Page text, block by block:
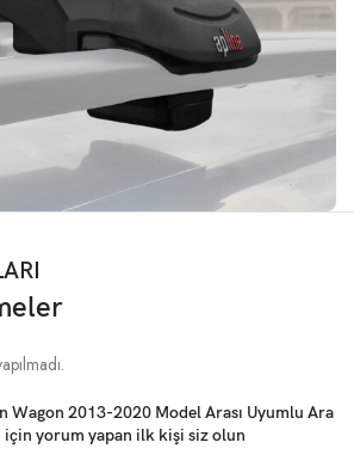
Wagon 2013-2020 Model Arası Uyumlu Ara
için yorum yapan ilk kişi siz olun